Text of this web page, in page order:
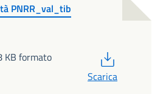
PNRR_val_tib
KB formato
Scarica